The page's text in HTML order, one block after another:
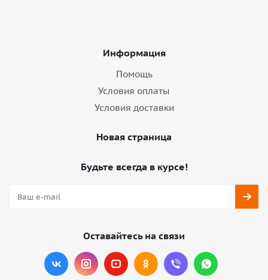
Информация
Помощь
Условия оплаты
Условия доставки
Новая страница
Будьте всегда в курсе!
Оставайтесь на связи